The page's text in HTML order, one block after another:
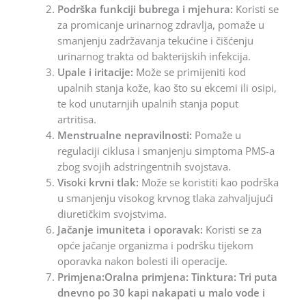
Podrška funkciji bubrega i mjehura: Koristi se
za promicanje urinarnog zdravlja, pomaže u
smanjenju zadržavanja tekućine i čišćenju
urinarnog trakta od bakterijskih infekcija.
Upale i iritacije: Može se primijeniti kod
upalnih stanja kože, kao što su ekcemi ili osipi,
te kod unutarnjih upalnih stanja poput
artritisa.
Menstrualne nepravilnosti: Pomaže u
regulaciji ciklusa i smanjenju simptoma PMS-a
zbog svojih adstringentnih svojstava.
Visoki krvni tlak: Može se koristiti kao podrška
u smanjenju visokog krvnog tlaka zahvaljujući
diuretičkim svojstvima.
Jačanje imuniteta i oporavak: Koristi se za
opće jačanje organizma i podršku tijekom
oporavka nakon bolesti ili operacije.
Primjena:Oralna primjena: Tinktura: Tri puta
dnevno po 30 kapi nakapati u malo vode i